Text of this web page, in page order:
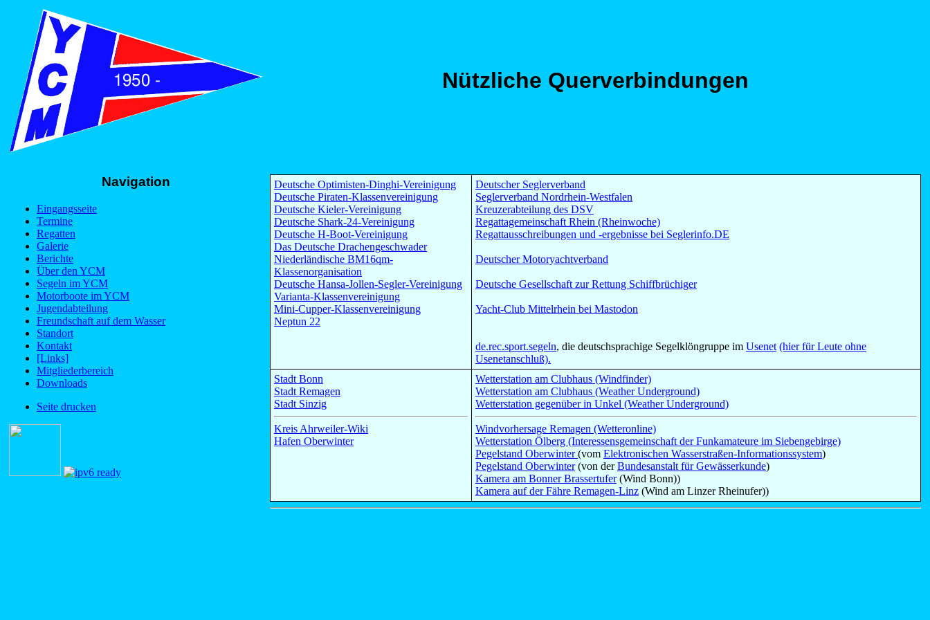
Nützliche Querverbindungen
Navigation
Eingangsseite
Termine
Regatten
Galerie
Berichte
Über den YCM
Segeln im YCM
Motorboote im YCM
Jugendabteilung
Freundschaft auf dem Wasser
Standort
Kontakt
[Links]
Mitgliederbereich
Downloads
Seite drucken
Deutsche Optimisten-Dinghi-Vereinigung
Deutsche Piraten-Klassenvereinigung
Deutsche Kieler-Vereinigung
Deutsche Shark-24-Vereinigung
Deutsche H-Boot-Vereinigung
Das Deutsche Drachengeschwader
Niederländische BM16qm-
Klassenorganisation
Deutsche Hansa-Jollen-Segler-Vereinigung
Varianta-Klassenvereinigung
Mini-Cupper-Klassenvereinigung
Neptun 22
Deutscher Seglerverband
Seglerverband Nordrhein-Westfalen
Kreuzerabteilung des DSV
Regattagemeinschaft Rhein (Rheinwoche)
Regattausschreibungen und -ergebnisse bei Seglerinfo.DE
Deutscher Motoryachtverband
Deutsche Gesellschaft zur Rettung Schiffbrüchiger
Yacht-Club Mittelrhein bei Mastodon
de.rec.sport.segeln, die deutschsprachige Segelklöngruppe im Usenet (hier für Leute ohne
Usenetanschluß).
Stadt Bonn
Stadt Remagen
Stadt Sinzig
Kreis Ahrweiler-Wiki
Hafen Oberwinter
Wetterstation am Clubhaus (Windfinder)
Wetterstation am Clubhaus (Weather Underground)
Wetterstation gegenüber in Unkel (Weather Underground)
Windvorhersage Remagen (Wetteronline)
Wetterstation Ölberg (Interessensgemeinschaft der Funkamateure im Siebengebirge)
Pegelstand Oberwinter(vom Elektronischen Wasserstraßen-Informationssystem)
Pegelstand Oberwinter(von derBundesanstalt für Gewässerkunde)
Kamera am Bonner Brassertufer(Wind Bonn))
Kamera auf der Fähre Remagen-Linz (Wind am Linzer Rheinufer))